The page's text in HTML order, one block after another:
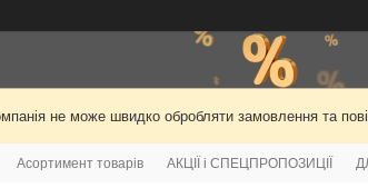
не може швидко обробляти замовлення та
Асортимент товарів АКЦІЇ і СПЕЦПРОПОЗИЦІЇ